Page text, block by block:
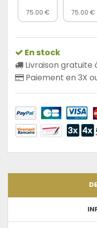
75.00 € 75.00 €
En stock
Livraison gratuite
Paiement en 3X